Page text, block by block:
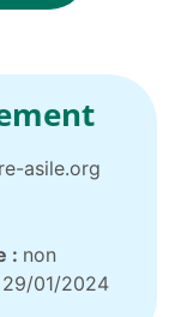
asile.org
: non
29/01/2024